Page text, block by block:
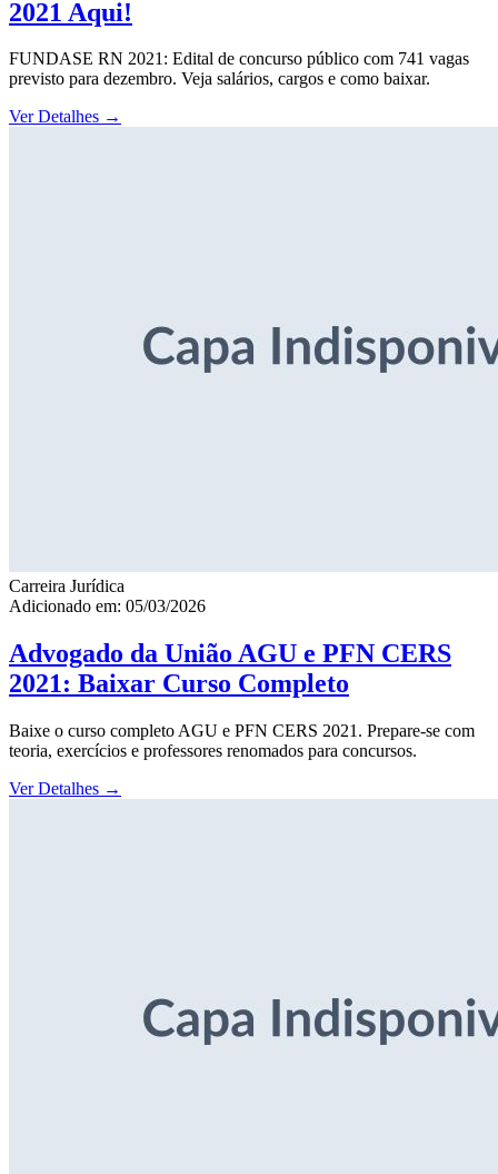
2021 Aqui!
FUNDASE RN 2021: Edital de concurso público com 741 vagas
previsto para dezembro. Veja salários, cargos e como baixar.
Ver Detalhes →
Carreira Jurídica
Adicionado em: 05/03/2026
Advogado da União AGU e PFN CERS
2021: Baixar Curso Completo
Baixe o curso completo AGU e PFN CERS 2021. Prepare-se com
teoria, exercícios e professores renomados para concursos.
Ver Detalhes →